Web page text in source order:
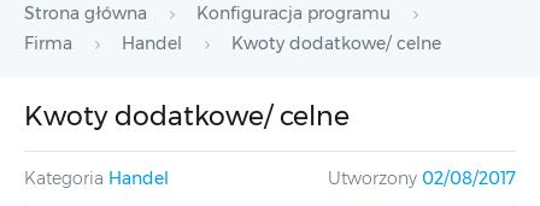
Strona główna
Konfiguracja programu
Firma
Handel Kwoty dodatkowe/ celne
Kwoty dodatkowe/ celne
Kategoria Handel Utworzony 02/08/2017